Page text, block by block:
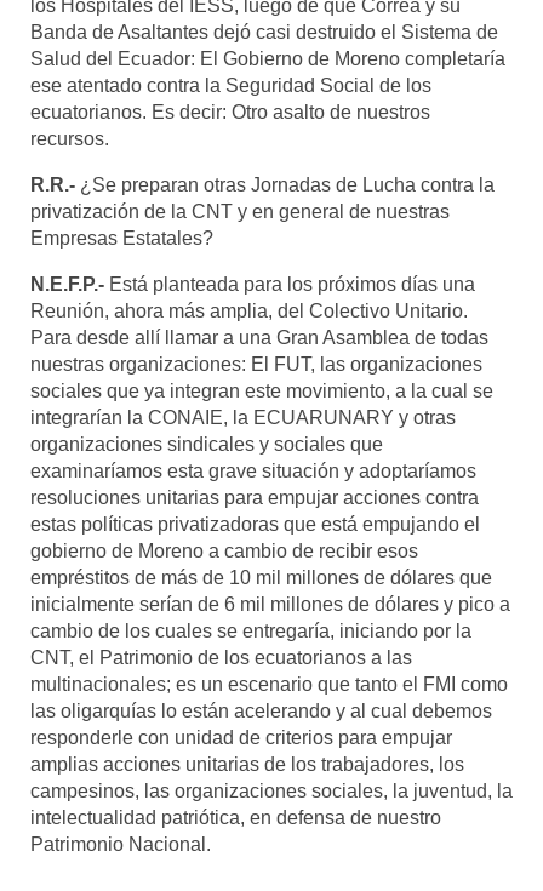
los Hospitales del IESS, luego de que Correa y su
Banda de Asaltantes dejó casi destruido el Sistema de
Salud del Ecuador: El Gobierno de Moreno completaría
ese atentado contra la Seguridad Social de los
ecuatorianos. Es decir: Otro asalto de nuestros
recursos.
R.R.- ¿Se preparan otras Jornadas de Lucha contra la
privatización de la CNT y en general de nuestras
Empresas Estatales?
N.E.F.P.- Está planteada para los próximos días una
Reunión, ahora más amplia, del Colectivo Unitario.
Para desde allí llamar a una Gran Asamblea de todas
nuestras organizaciones: El FUT, las organizaciones
sociales que ya integran este movimiento, a la cual se
integrarían la CONAIE, la ECUARUNARY y otras
organizaciones sindicales y sociales que
examinaríamos esta grave situación y adoptaríamos
resoluciones unitarias para empujar acciones contra
estas políticas privatizadoras que está empujando el
gobierno de Moreno a cambio de recibir esos
empréstitos de más de 10 mil millones de dólares que
inicialmente serían de 6 mil millones de dólares y pico a
cambio de los cuales se entregaría, iniciando por la
CNT, el Patrimonio de los ecuatorianos a las
multinacionales; es un escenario que tanto el FMI como
las oligarquías lo están acelerando y al cual debemos
responderle con unidad de criterios para empujar
amplias acciones unitarias de los trabajadores, los
campesinos, las organizaciones sociales, la juventud, la
intelectualidad patriótica, en defensa de nuestro
Patrimonio Nacional.